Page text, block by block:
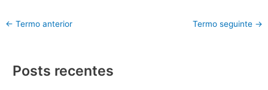
← Termo anterior Termo seguinte →
Posts recentes